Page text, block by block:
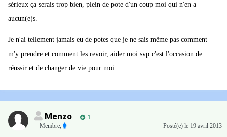
sérieux ça serais trop bien, plein de pote d'un coup moi qui n'en a
aucun(e)s.
Je n'ai tellement jamais eu de potes que je ne sais même pas comment
m'y prendre et comment les revoir, aider moi svp c'est l'occasion de
réussir et de changer de vie pour moi
Menzo
1
Membre, Posté(e) le 19 avril 2013